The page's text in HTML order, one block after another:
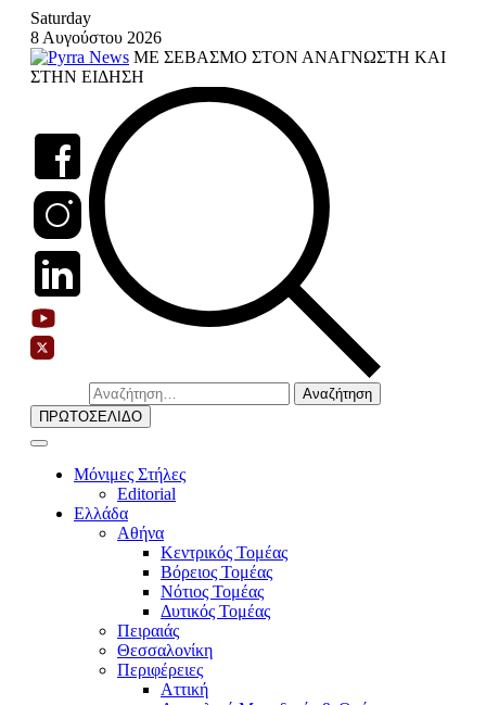
Skip
content
Saturday
8 Αυγούστου 2026
ΜΕ ΣΕΒΑΣΜΟ ΣΤΟΝ ΑΝΑΓΝΩΣΤΗ ΚΑΙ
ΣΤΗΝ ΕΙΔΗΣΗ
Αναζήτηση
για:
ΠΡΩΤΟΣΕΛΙΔΟ
Μόνιμες Στήλες
Editorial
Ελλάδα
Αθήνα
Κεντρικός Τομέας
Βόρειος Τομέας
Νότιος Τομέας
Δυτικός Τομέας
Πειραιάς
Θεσσαλονίκη
Περιφέρειες
Αττική